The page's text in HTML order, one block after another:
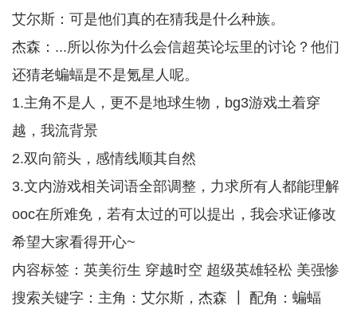
艾尔斯：可是他们真的在猜我是什么种族。
杰森：...所以你为什么会信超英论坛里的讨论？他们
还猜老蝙蝠是不是氪星人呢。
1.主角不是人，更不是地球生物，bg3游戏土着穿
越，我流背景
2.双向箭头，感情线顺其自然
3.文内游戏相关词语全部调整，力求所有人都能理解
ooc在所难免，若有太过的可以提出，我会求证修改
希望大家看得开心~
内容标签：英美衍生 穿越时空 超级英雄轻松 美强惨
搜索关键字：主角：艾尔斯，杰森 ┃ 配角：蝙蝠